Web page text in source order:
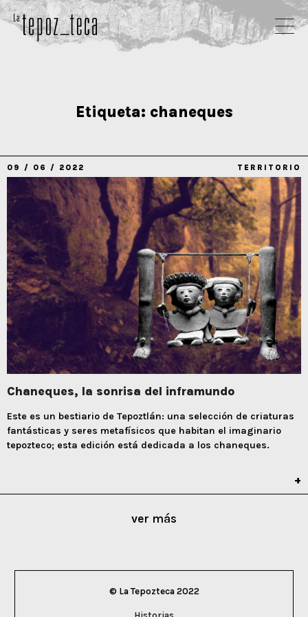
Etiqueta: chaneques
09 / 06 / 2022 TERRITORIO
Chaneques, la sonrisa del inframundo
Este es un bestiario de Tepoztlán: una selección de criaturas
fantásticas y seres metafísicos que habitan el imaginario
tepozteco; esta edición está dedicada a los chaneques.
ver más
© La Tepozteca 2022